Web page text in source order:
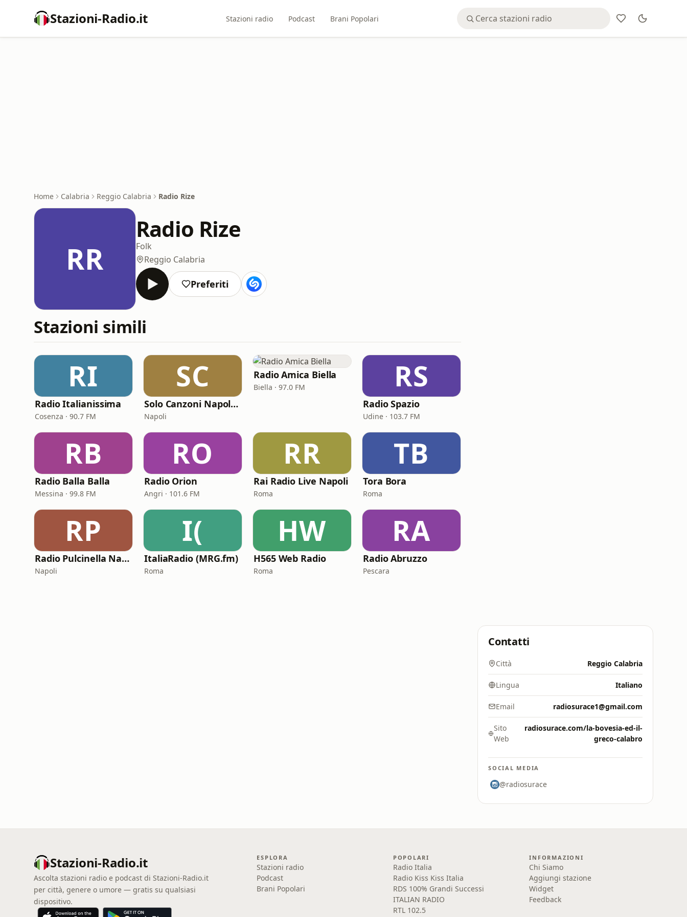
Stazioni-Radio.it Stazioni radio Podcast Brani Popolari
Home Calabria Reggio Calabria Radio Rize
RR
Radio Rize
Folk
Reggio Calabria
Preferiti
Stazioni simili
RI
Radio Italianissima
Cosenza · 90.7 FM
SC
Solo Canzoni Napoletane
Napoli
Radio Amica Biella
Biella · 97.0 FM RS
Radio Spazio
Udine · 103.7 FM
RB
Radio Balla Balla
Messina · 99.8 FM
RO
Radio Orion
Angri · 101.6 FM
RR
Rai Radio Live Napoli
Roma
TB
Tora Bora
Roma
RP
Radio Pulcinella Napoli
Napoli
I(
ItaliaRadio (MRG.fm)
Roma
HW
H565 Web Radio
Roma
RA
Radio Abruzzo
Pescara
Contatti
Città Reggio Calabria
Lingua Italiano
Email radiosurace1@gmail.com
Sito
Web
radiosurace.com/la-bovesia-ed-il-
greco-calabro
SOCIAL MEDIA
@radiosurace
Stazioni-Radio.it
Ascolta stazioni radio e podcast di Stazioni-Radio.it
per città, genere o umore — gratis su qualsiasi
dispositivo.
ESPLORA
Stazioni radio
Podcast
Brani Popolari
POPOLARI
Radio Italia
Radio Kiss Kiss Italia
RDS 100% Grandi Successi
ITALIAN RADIO
RTL 102.5
INFORMAZIONI
Chi Siamo
Aggiungi stazione
Widget
Feedback